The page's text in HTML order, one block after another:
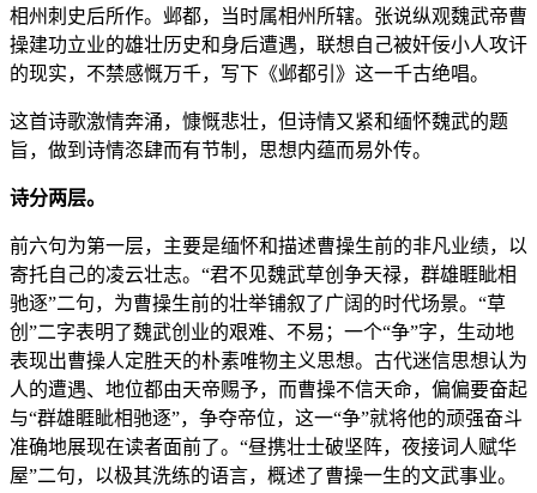
相州刺史后所作。邺都，当时属相州所辖。张说纵观魏武帝曹
操建功立业的雄壮历史和身后遭遇，联想自己被奸佞小人攻讦
的现实，不禁感慨万千，写下《邺都引》这一千古绝唱。
这首诗歌激情奔涌，慷慨悲壮，但诗情又紧和缅怀魏武的题
旨，做到诗情恣肆而有节制，思想内蕴而易外传。
诗分两层。
前六句为第一层，主要是缅怀和描述曹操生前的非凡业绩，以
寄托自己的凌云壮志。“君不见魏武草创争天禄，群雄睚眦相
驰逐”二句，为曹操生前的壮举铺叙了广阔的时代场景。“草
创”二字表明了魏武创业的艰难、不易；一个“争”字，生动地
表现出曹操人定胜天的朴素唯物主义思想。古代迷信思想认为
人的遭遇、地位都由天帝赐予，而曹操不信天命，偏偏要奋起
与“群雄睚眦相驰逐”，争夺帝位，这一“争”就将他的顽强奋斗
准确地展现在读者面前了。“昼携壮士破坚阵，夜接词人赋华
屋”二句，以极其洗练的语言，概述了曹操一生的文武事业。